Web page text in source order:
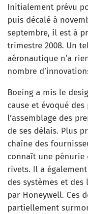
Initialement prévu
puis décalé à
septembre, il est à
trimestre 2008. Un
aéronautique n’a
nombre
Boeing a mis le
cause et évoqué
l’assemblage des
de ses délais. Plus
chaîne des
connaît une pénurie
rivets. Il a
des systèmes et des
par Honeywell. Ces
partiellement